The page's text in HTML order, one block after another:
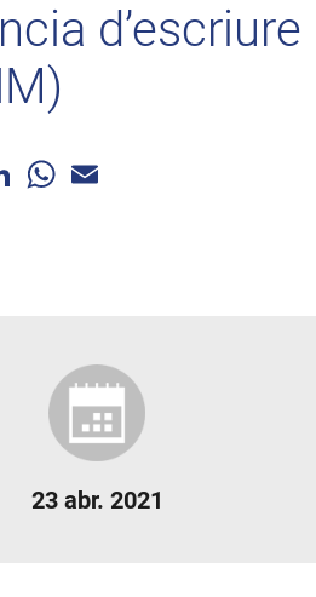
LinkedInWhatsApp
23 abr. 2021